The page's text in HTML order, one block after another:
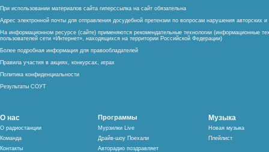
При использовании материалов сайта гиперссылка на сайт обязательна
Адрес электронной почты для отправления досудебной претензии по вопросам нарушения авторских
На информационном ресурсе (сайте) применяются рекомендательные технологии (информационные
пользователей сети «Интернет», находящихся на территории Российской Федерации)
Более подробная информация для правообладателей
Правила участия в акциях, конкурсах, играх
Политика конфиденциальности
Результаты СОУТ
О нас
О радиостанции
Команда
Контакты
Программы
Мурзилки Live
Драйв-шоу Поехали
Авторадио поздравляет
Музыка
Новая музыка
Плейлист